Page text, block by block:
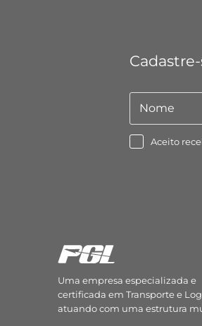
Nome
Nome
Aceito
Uma empresa especializada e
certificada em Transporte e
atuando com uma estrutura